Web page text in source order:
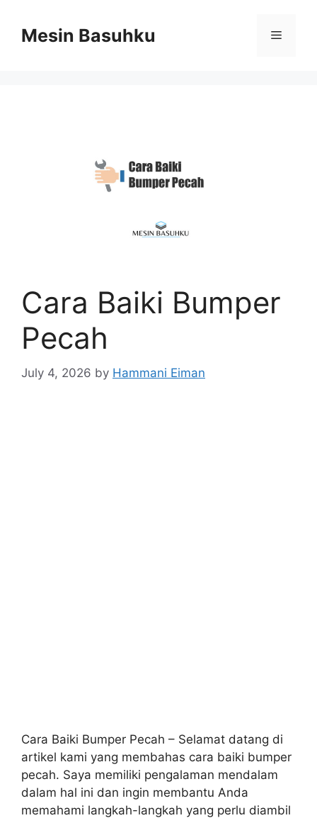
contentMesin Basuhku Menu
Cara Baiki Bumper
Pecah
July 4, 2026 by Hammani Eiman
Cara Baiki Bumper Pecah – Selamat datang di
artikel kami yang membahas cara baiki bumper
pecah. Saya memiliki pengalaman mendalam
dalam hal ini dan ingin membantu Anda
memahami langkah-langkah yang perlu diambil